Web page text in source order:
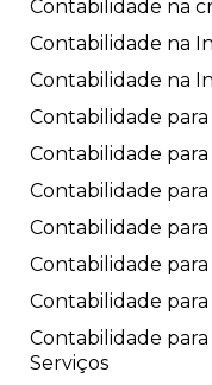
Contabilidade na
Contabilidade na
Contabilidade na
Contabilidade
Contabilidade
Contabilidade
Contabilidade
Contabilidade
Contabilidade
Contabilidade
Serviços